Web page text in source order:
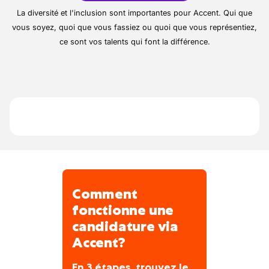
clientèle résidentielle et tertiaire. Actifs
depuis plus de 15 ans dans la région, nous
mettons l’accent sur la qualité du service et
La diversité et l'inclusion sont importantes pour Accent. Qui que
vous soyez, quoi que vous fassiez ou quoi que vous représentiez,
ce sont vos talents qui font la différence.
Comment
fonctionne une
candidature via
Accent?